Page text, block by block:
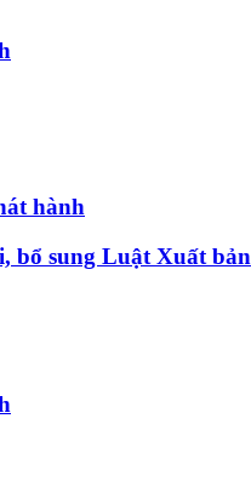
hành
bổ sung Luật Xuất bản